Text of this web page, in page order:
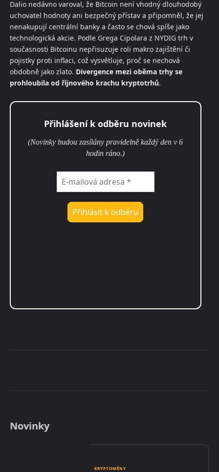
Dalio nedávno varoval, že Bitcoin není vhodný dlouhodobý
uchovatel hodnoty ani bezpečný přístav a připomněl, že jej
nenakupují centrální banky a často se chová spíše jako
technologická akcie. Podle Grega Cipolara z NYDIG trh v
současnosti Bitcoinu nepřisuzuje roli makro zajištění či
pojistky proti inflaci, což vysvětluje, proč se nechová
obdobně jako zlato. Divergence mezi oběma trhy se
prohloubila od říjnového krachu kryptotrhů.
Přihlášení k odběru novinek
(Novinky budou zasílány pravidelně každý den v 6
hodin ráno.)
Novinky
KRYPTOMĚNY